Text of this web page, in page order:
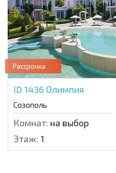
Рассрочка
ID 1436 Олимпия
Созополь
Комнат: на выбор
Этаж: 1